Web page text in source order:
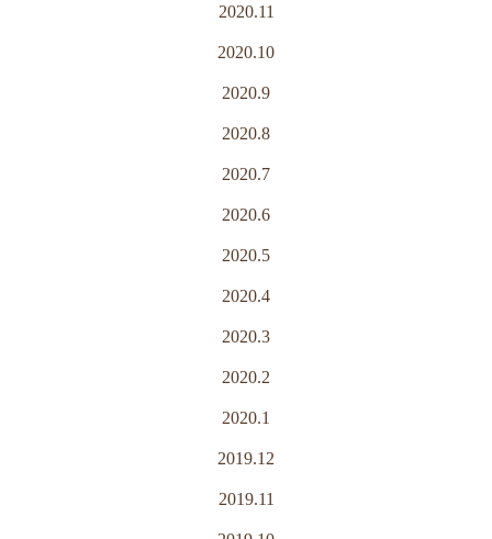
2020.11
2020.10
2020.9
2020.8
2020.7
2020.6
2020.5
2020.4
2020.3
2020.2
2020.1
2019.12
2019.11